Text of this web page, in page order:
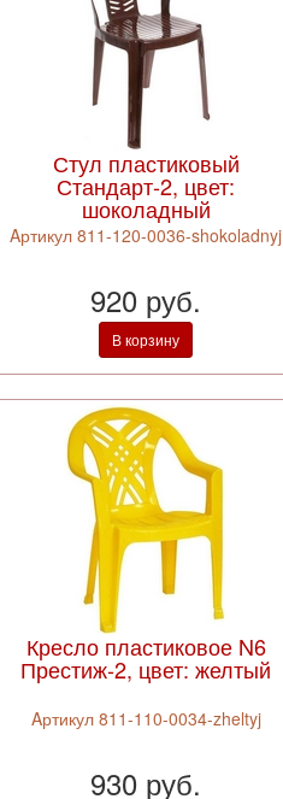
Стул пластиковый
Стандарт-2, цвет:
шоколадный
Aртикул 811-120-0036-shokoladnyj
920 руб.
В корзину
Кресло пластиковое N6
Престиж-2, цвет: желтый
Aртикул 811-110-0034-zheltyj
930 руб.